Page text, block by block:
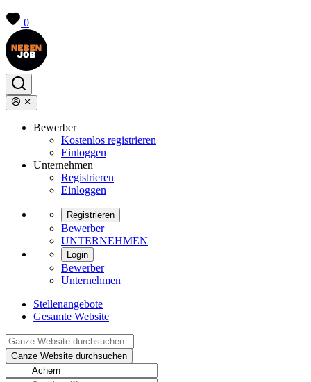
0
Bewerber
Kostenlos registrieren
Einloggen
Unternehmen
Registrieren
Einloggen
Registrieren
Bewerber
UNTERNEHMEN
Login
Bewerber
Unternehmen
Stellenangebote
Gesamte Website